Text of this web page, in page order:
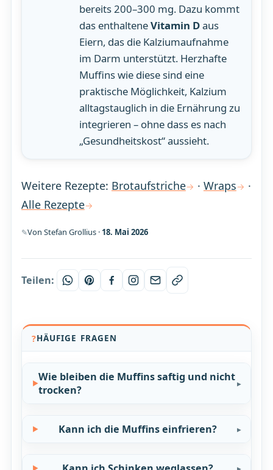
bereits 200–300 mg. Dazu kommt
das enthalteneVitamin Daus
Eiern, das die Kalziumaufnahme
im Darm unterstützt. Herzhafte
Muffins wie diese sind eine
praktische Möglichkeit, Kalzium
alltagstauglich in die Ernährung zu
integrieren – ohne dass es nach
„Gesundheitskost“ aussieht.
Weitere Rezepte: Brotaufstriche · Wraps
·
Alle Rezepte
Von Stefan Grollius · 18. Mai 2026
Teilen:
HÄUFIGE FRAGEN
Wie bleiben die Muffins saftig und nicht
trocken?
Kann ich die Muffins einfrieren?